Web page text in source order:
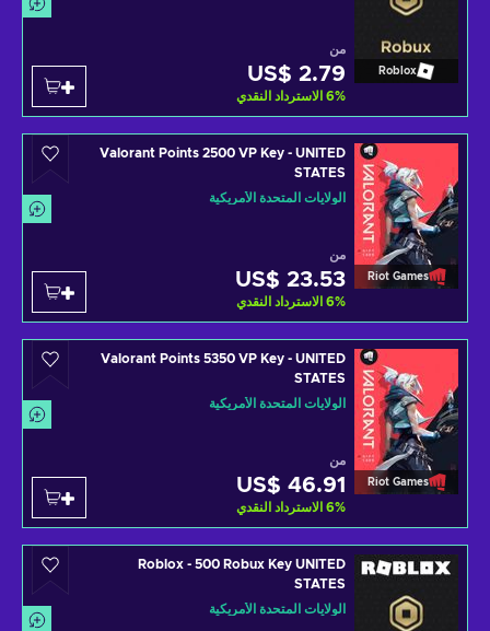
Roblox
من
US$ 2.79
6% الاسترداد النقدي
Riot Games
Valorant Points 2500 VP Key - UNITED
STATES
الولايات المتحدة الأمريكية
من
US$ 23.53
6% الاسترداد النقدي
Riot Games
Valorant Points 5350 VP Key - UNITED
STATES
الولايات المتحدة الأمريكية
من
US$ 46.91
6% الاسترداد النقدي
Roblox - 500 Robux Key UNITED
STATES
الولايات المتحدة الأمريكية